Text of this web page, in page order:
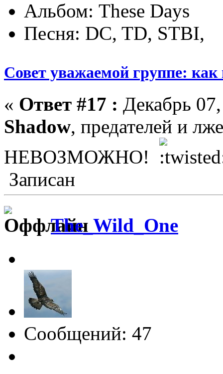
Альбом: These Days
Песня: DC, TD, STBI,
Совет уважаемой группе:
« Ответ #17 : Декабрь
Shadow, предателей и
НЕВОЗМОЖНО!
Записан
The_Wild_One
Сообщений: 47